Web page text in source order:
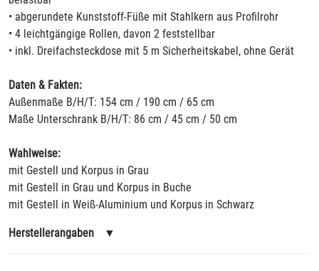
• abgerundete Kunststoff-Füße mit Stahlkern aus Profilrohr
• 4 leichtgängige Rollen, davon 2 feststellbar
• inkl. Dreifachsteckdose mit 5 m Sicherheitskabel, ohne Gerät
Daten & Fakten:
Außenmaße B/H/T: 154 cm / 190 cm / 65 cm
Maße Unterschrank B/H/T: 86 cm / 45 cm / 50 cm
Wahlweise:
mit Gestell und Korpus in Grau
mit Gestell in Grau und Korpus in Buche
mit Gestell in Weiß-Aluminium und Korpus in Schwarz
Herstellerangaben ▼